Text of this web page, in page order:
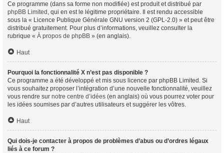
Ce programme (dans sa forme non modifiée) est produit et distribué par
phpBB Limited , qui en est le légitime propriétaire. Il est rendu accessible
sous la « Licence Publique Générale GNU version 2 (GPL-2.0) » et peut être
distribué gratuitement. Pour plus d’informations, veuillez consulter la
rubrique « À propos de phpBB » (en anglais).
Haut
Pourquoi la fonctionnalité X n’est pas disponible ?
Ce programme a été développé et mis sous licence par phpBB Limited. Si
vous souhaitez proposer l’intégration d’une nouvelle fonctionnalité, veuillez
vous rendre sur notre centre d’idées (en anglais) où vous pourrez voter pour
les idées soumises par d’autres utilisateurs et suggérer les vôtres.
Haut
Qui dois-je contacter à propos de problèmes d’abus ou d’ordres légaux
liés à ce forum ?